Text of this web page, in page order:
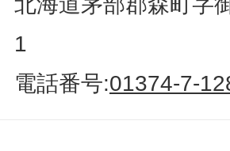
1
電話番号:01374-7-